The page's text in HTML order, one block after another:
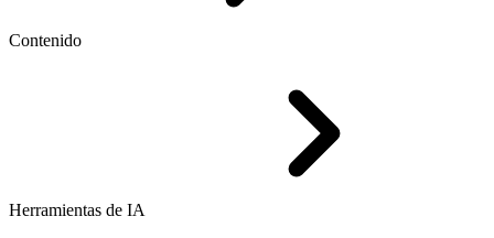
Contenido
Herramientas de IA